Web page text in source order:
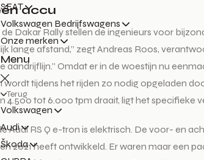
SEAT
Volkswagen Bedrijfswagens
Onze merken
Menu
Terug
Volkswagen
Audi
Škoda
accu
Dakar Rally stellen de ingenieurs voor
lange afstand,” zegt Andreas Roos,
aandrijflijn.” Omdat er in de woestijn nu
wordt tijdens het rijden zo nodig opgeladen
4.500 tot 6.000 tpm draait, ligt het specifieke
Audi RS Q e-tron is elektrisch. De voor- en
2021 heeft ontwikkeld. Er waren maar een